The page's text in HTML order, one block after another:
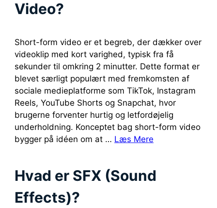
Video?
Short-form video er et begreb, der dækker over
videoklip med kort varighed, typisk fra få
sekunder til omkring 2 minutter. Dette format er
blevet særligt populært med fremkomsten af
sociale medieplatforme som TikTok, Instagram
Reels, YouTube Shorts og Snapchat, hvor
brugerne forventer hurtig og letfordøjelig
underholdning. Konceptet bag short-form video
bygger på idéen om at … Læs Mere
Hvad er SFX (Sound
Effects)?